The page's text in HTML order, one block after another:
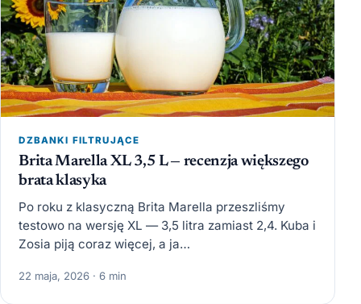
DZBANKI FILTRUJĄCE
Brita Marella XL 3,5 L — recenzja większego
brata klasyka
Po roku z klasyczną Brita Marella przeszliśmy
testowo na wersję XL — 3,5 litra zamiast 2,4. Kuba i
Zosia piją coraz więcej, a ja…
22 maja, 2026 · 6 min